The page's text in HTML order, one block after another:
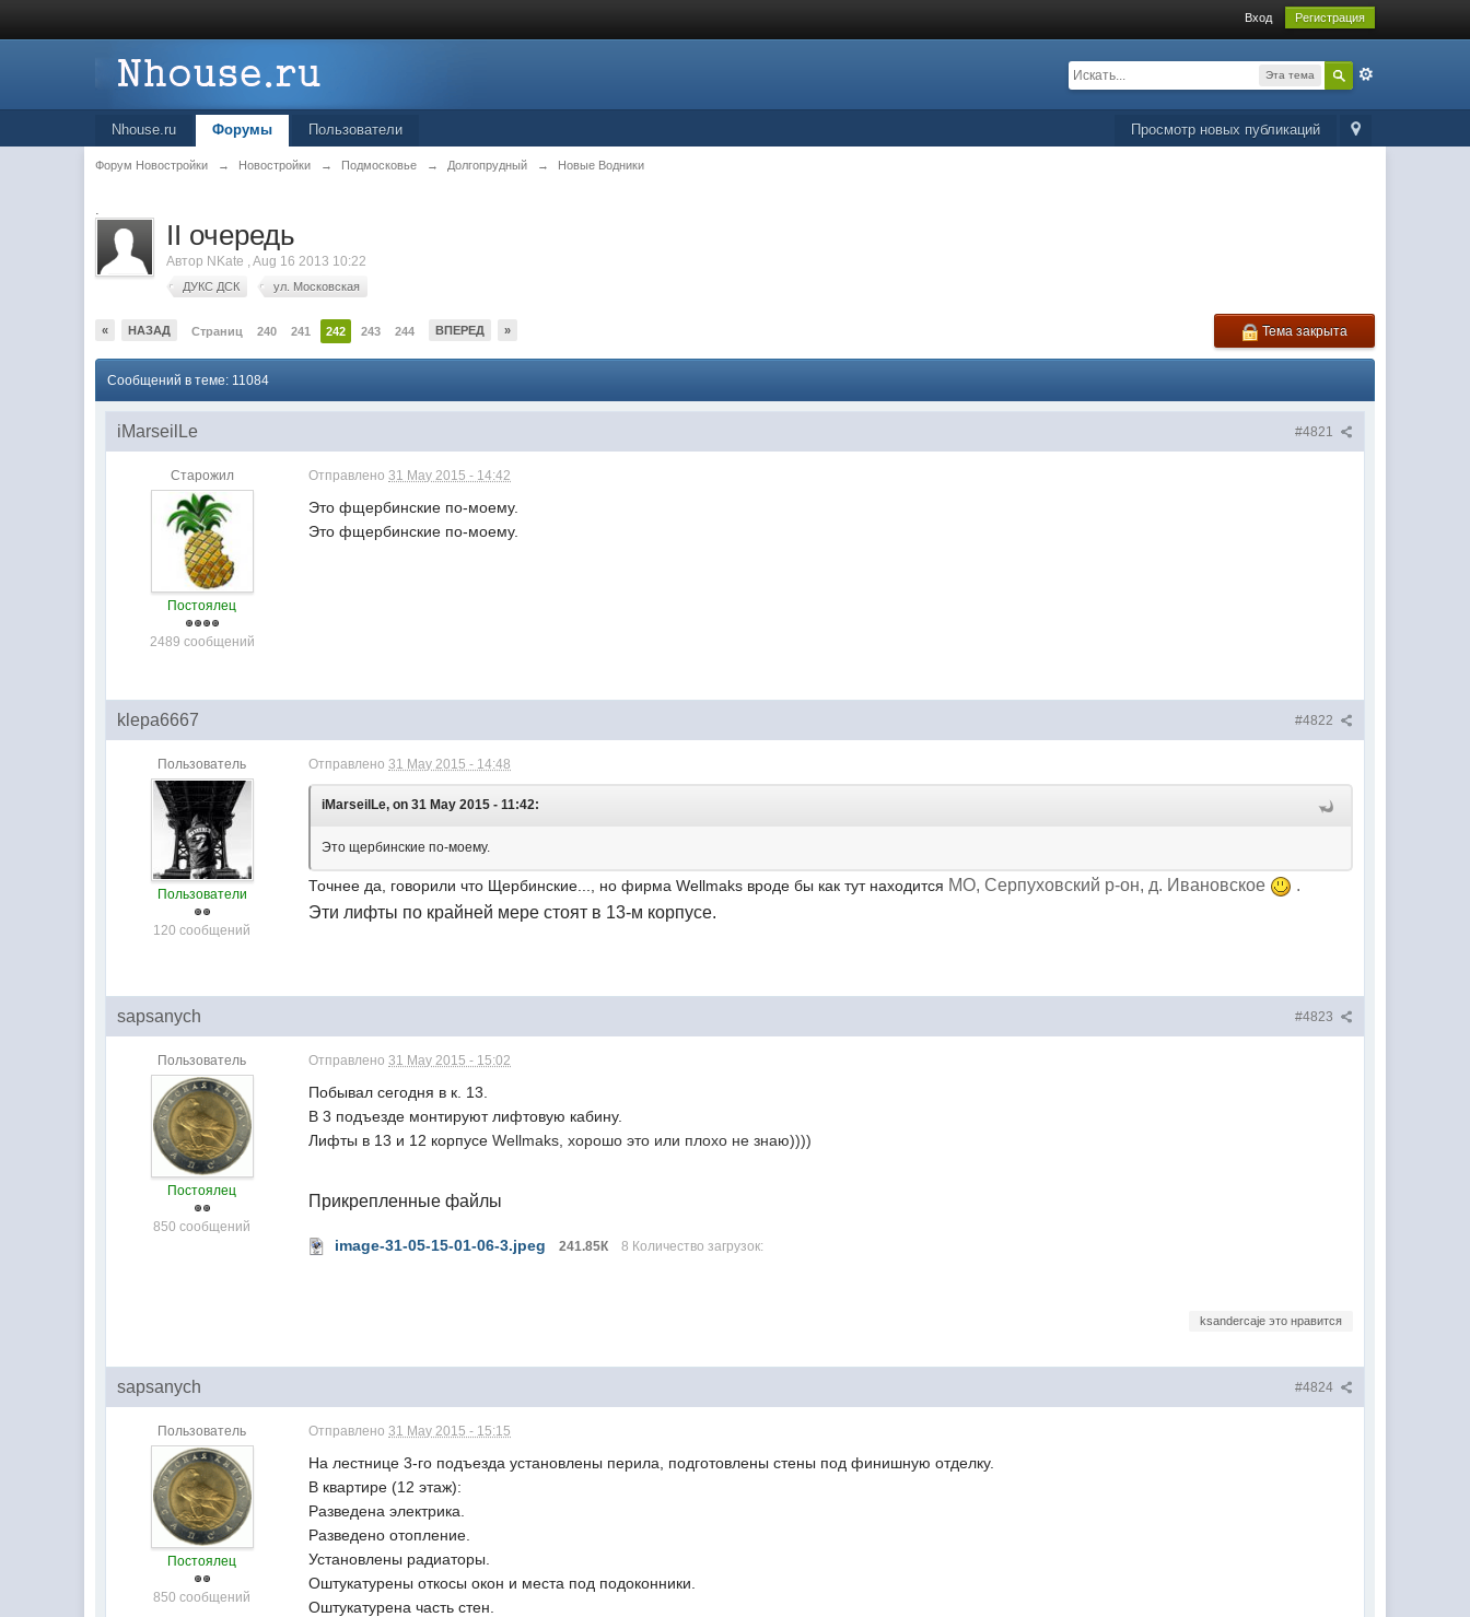
Вход Регистрация
Эта тема
Просмотр новых публикаций
Nhouse.ru Форумы Пользователи
Форум Новостройки → Новостройки → Подмосковье → Долгопрудный → Новые Водники
.
II очередь
Автор NKate ,Aug 16 2013 10:22
ДУКС ДСК ул. Московская
« НАЗАД Страниц 240 241 242 243 244 ВПЕРЕД » Тема закрыта
Сообщений в теме: 11084
#4821
iMarseilLe
Старожил
Постоялец
2489 сообщений
Отправлено31 May 2015 - 14:42
Это фщербинские по-моему.
Это фщербинские по-моему.
#4822
klepa6667
Пользователь
Пользователи
120 сообщений
Отправлено31 May 2015 - 14:48
iMarseilLe, on 31 May 2015 - 11:42:
Это щербинские по-моему.
Точнее да, говорили что Щербинские..., но фирма Wellmaks вроде бы как тут находится МО, Серпуховский р-он, д. Ивановское
.
Эти лифты по крайней мере стоят в 13-м корпусе.
#4823
sapsanych
Пользователь
Постоялец
850 сообщений
Отправлено31 May 2015 - 15:02
Побывал сегодня в к. 13.
В 3 подъезде монтируют лифтовую кабину.
Лифты в 13 и 12 корпусеWellmaks, хорошо это или плохо не знаю))))
Прикрепленные файлы
image-31-05-15-01-06-3.jpeg 241.85К 8 Количество загрузок:
ksandercaje это нравится
#4824
sapsanych
Пользователь
Постоялец
850 сообщений
Отправлено31 May 2015 - 15:15
На лестнице 3-го подъезда установлены перила, подготовлены стены под финишную отделку.
В квартире (12 этаж):
Разведена электрика.
Разведено отопление.
Установлены радиаторы.
Оштукатурены откосы окон и места под подоконники.
Оштукатурена часть стен.